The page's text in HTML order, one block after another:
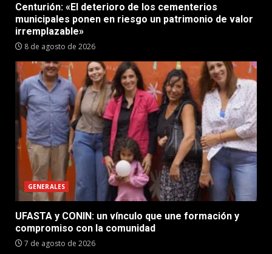
Centurión: «El deterioro de los cementerios
municipales ponen en riesgo un patrimonio de valor
irremplazable»
8 de agosto de 2026
GENERALES
UFASTA y CONIN: un vínculo que une formación y
compromiso con la comunidad
7 de agosto de 2026